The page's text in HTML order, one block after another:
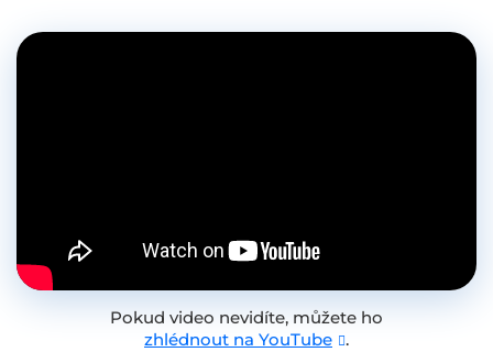
Pokud video nevidíte, můžete ho
zhlédnout na YouTube
.